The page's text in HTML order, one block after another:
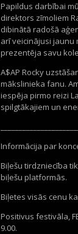
Papildus darbībai
direktors zīmoliem
dibinātā radošā
arī veicinājusi jaunu
prezentēja savu
A$AP Rocky
mākslinieka fanu.
iespēja pirmo reizi
spilgtākajiem un
Informācija par
Biļešu tirdzniecība
biļešu platformās.
Biļetes visās cenu
Positivus festivāla,
9.00.